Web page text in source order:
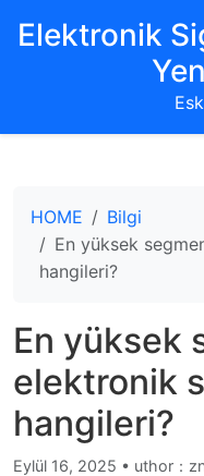
Elektronik
HOME
Bilgi
En yüksek
hangileri?
En yüksek
elektronik
hangileri?
Eylül 16, 2025 • uthor：